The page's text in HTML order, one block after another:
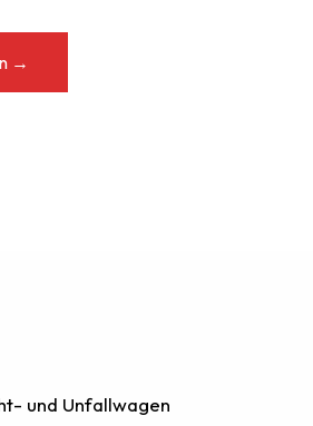
→
und Unfallwagen